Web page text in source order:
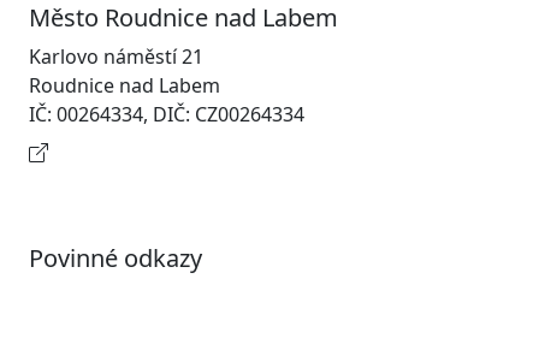
Město Roudnice nad Labem
Karlovo náměstí 21
Roudnice nad Labem
IČ: 00264334, DIČ: CZ00264334
Povinné odkazy